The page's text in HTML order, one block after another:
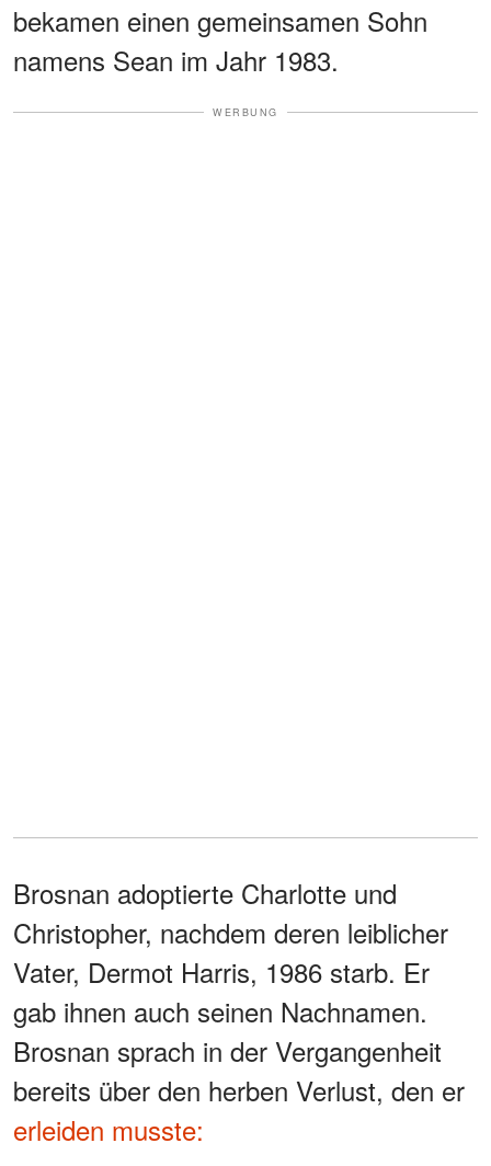
bekamen einen gemeinsamen Sohn
namens Sean im Jahr 1983.
WERBUNG
Brosnan adoptierte Charlotte und
Christopher, nachdem deren leiblicher
Vater, Dermot Harris, 1986 starb. Er
gab ihnen auch seinen Nachnamen.
Brosnan sprach in der Vergangenheit
bereits über den herben Verlust, den er
erleiden musste: